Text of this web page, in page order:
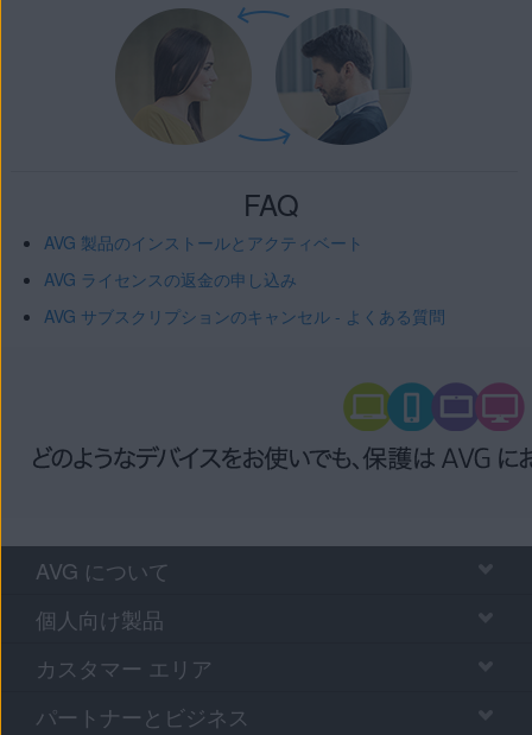
FAQ
AVG 製品のインストールとアクティベート
AVG ライセンスの返金の申し込み
AVG サブスクリプションのキャンセル - よくある質問
AVG について
個人向け製品
カスタマー エリア
パートナーとビジネス